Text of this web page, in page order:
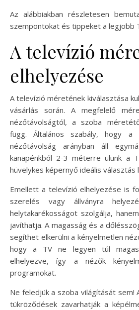
Az alábbiakban részletesen
szempontokat és tippeket a legjobb
A televízió
elhelyezése
A televízió méretének kiválasztása
vásárlás során. A megfelelő
nézőtávolságtól, a szoba
függ. Általános szabály, hogy
nézőtávolság arányban áll
kanapénkból 2-3 méterre ülünk a
hüvelykes képernyő ideális választás
Emellett a televízió elhelyezése is
szerelés vagy állványra
helytakarékosságot szolgálja,
javíthatja. A magasság és a
segíthet elkerülni a kényelmetlen
hogy a TV ne legyen túl
elhelyezve, így a nézők
programokat.
Ne feledjük a szoba világítását sem!
tükröződések zavarhatják a